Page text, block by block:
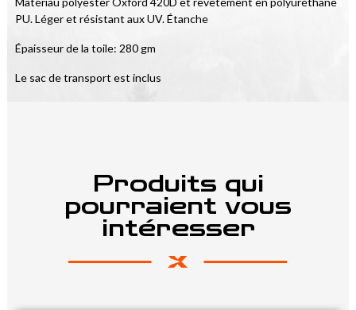
PU. Léger et résistant aux UV. Étanche
Épaisseur de la toile: 280 gm
Le sac de transport est inclus
Produits qui
pourraient vous
intéresser